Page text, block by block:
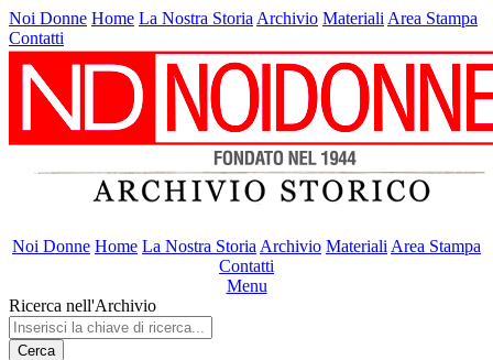
Noi Donne Home La Nostra Storia Archivio Materiali Area Stampa
Contatti
Noi Donne Home La Nostra Storia Archivio Materiali Area Stampa
Contatti
Menu
Ricerca nell'Archivio
Cerca